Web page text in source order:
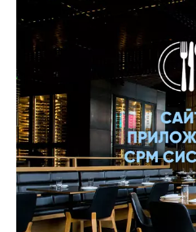
Онлайн торговля